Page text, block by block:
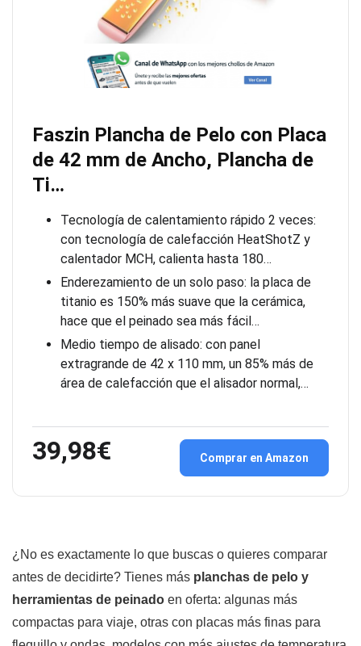
Faszin Plancha de Pelo con Placa
de 42 mm de Ancho, Plancha de
Ti…
Tecnología de calentamiento rápido 2 veces:
con tecnología de calefacción HeatShotZ y
calentador MCH, calienta hasta 180…
Enderezamiento de un solo paso: la placa de
titanio es 150% más suave que la cerámica,
hace que el peinado sea más fácil…
Medio tiempo de alisado: con panel
extragrande de 42 x 110 mm, un 85% más de
área de calefacción que el alisador normal,…
39,98€ Comprar en Amazon
¿No es exactamente lo que buscas o quieres comparar
antes de decidirte? Tienes más planchas de pelo y
herramientas de peinado en oferta: algunas más
compactas para viaje, otras con placas más finas para